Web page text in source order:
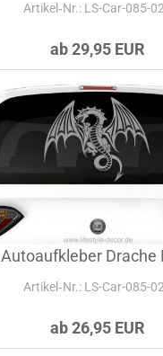
Artikel‑Nr.: LS-Car-085-
ab 29,95 EUR
Autoaufkleber Drache
Artikel‑Nr.: LS-Car-085-
ab 26,95 EUR